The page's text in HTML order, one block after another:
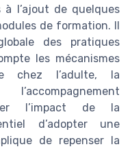
l’ajout de quelques
de formation. Il
des pratiques
les mécanismes
chez l’adulte, la
l’impact de la
d’adopter une
de repenser la